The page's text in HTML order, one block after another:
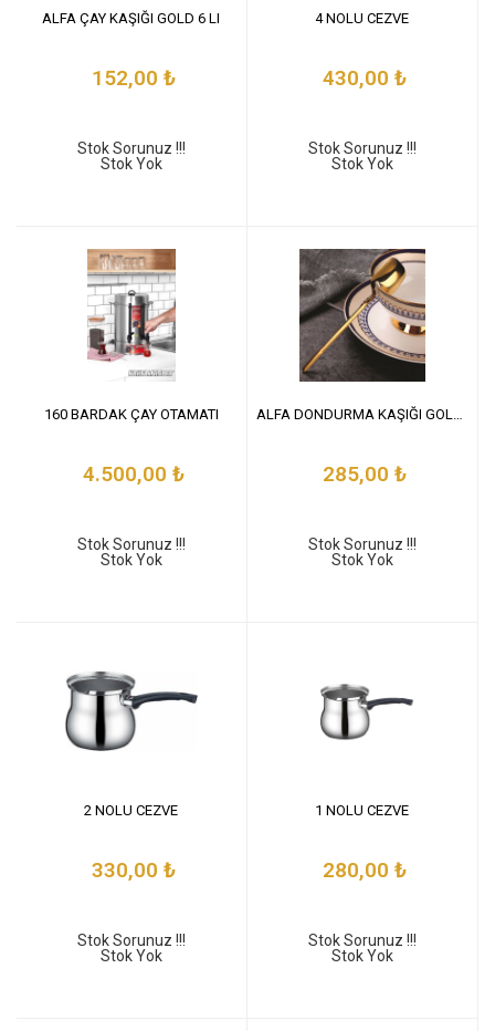
ALFA ÇAY KAŞIĞI GOLD 6 LI
152,00 ₺
Stok Sorunuz !!!
Stok Yok
4 NOLU CEZVE
430,00 ₺
Stok Sorunuz !!!
Stok Yok
160 BARDAK ÇAY OTAMATI
4.500,00 ₺
Stok Sorunuz !!!
Stok Yok
ALFA DONDURMA KAŞIĞI GOLD 6 LI
285,00 ₺
Stok Sorunuz !!!
Stok Yok
2 NOLU CEZVE
330,00 ₺
Stok Sorunuz !!!
Stok Yok
1 NOLU CEZVE
280,00 ₺
Stok Sorunuz !!!
Stok Yok